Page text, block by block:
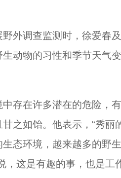
调查监测时，徐爱春及
动物的习性和季节天气
在许多潜在的危险，有
之如饴。他表示，“秀
态环境，越来越多的野
，这是有趣的事，也是工